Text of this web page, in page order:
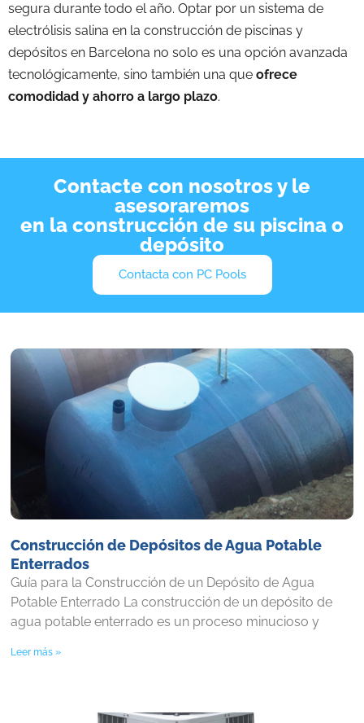
segura durante todo el año. Optar por un sistema de
electrólisis salina en la construcción de piscinas y
depósitos en Barcelona no solo es una opción avanzada
tecnológicamente, sino también una que ofrece
comodidad y ahorro a largo plazo.
Contacte con nosotros y le
asesoraremos
en la construcción de su piscina o
depósito
Contacta con PC Pools
Construcción de Depósitos de Agua Potable
Enterrados
Guía para la Construcción de un Depósito de Agua
Potable Enterrado La construcción de un depósito de
agua potable enterrado es un proceso minucioso y
Leer más »